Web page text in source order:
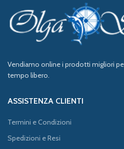
Vendiamo online i prodotti migliori
tempo libero.
ASSISTENZA CLIENTI
Termini e Condizioni
Spedizioni e Resi